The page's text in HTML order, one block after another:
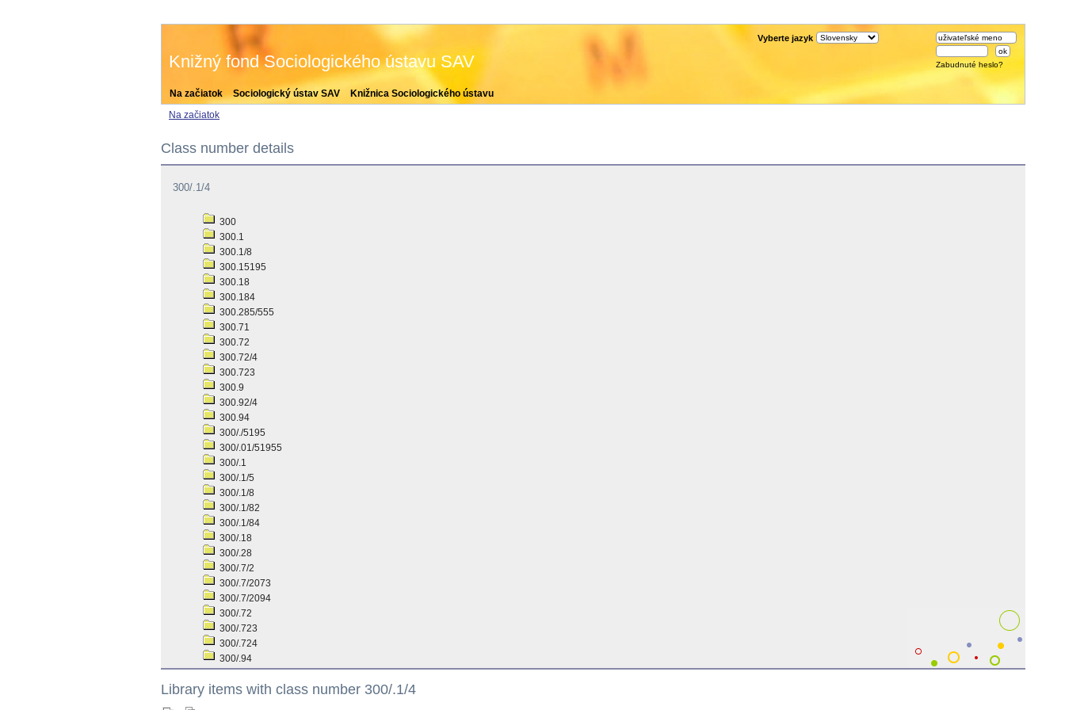
Na začiatok Sociologický ústav SAV Knižnica Sociologického ústavu
Knižný fond Sociologického ústavu SAV
Na začiatok
Class number details
300/.1/4
300
300.1
300.1/8
300.15195
300.18
300.184
300.285/555
300.71
300.72
300.72/4
300.723
300.9
300.92/4
300.94
300/./5195
300/.01/51955
300/.1
300/.1/5
300/.1/8
300/.1/82
300/.1/84
300/.18
300/.28
300/.7/2
300/.7/2073
300/.7/2094
300/.72
300/.723
300/.724
300/.94
Library items with class number 300/.1/4
Vyberte jazyk
Zabudnuté heslo?